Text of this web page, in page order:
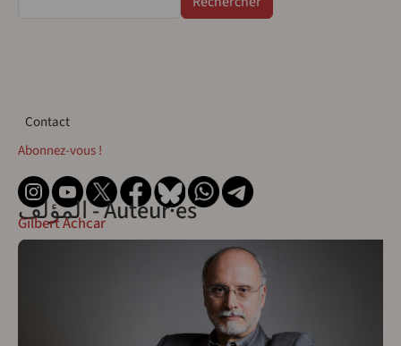
Contact
Contact
Abonnez-vous !
المؤلف - Auteur·esGilbert Achcar